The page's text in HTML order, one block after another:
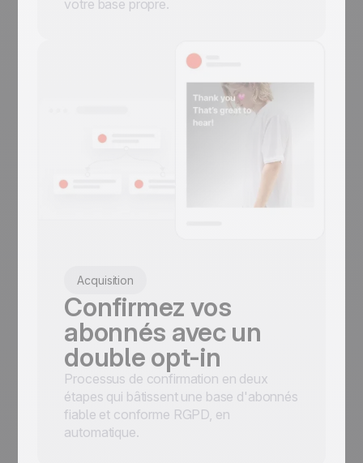
votre base propre.
Acquisition
Confirmez vos
abonnés avec un
double opt-in
Processus de confirmation en deux
étapes qui bâtissent une base d'abonnés
fiable et conforme RGPD, en
automatique.